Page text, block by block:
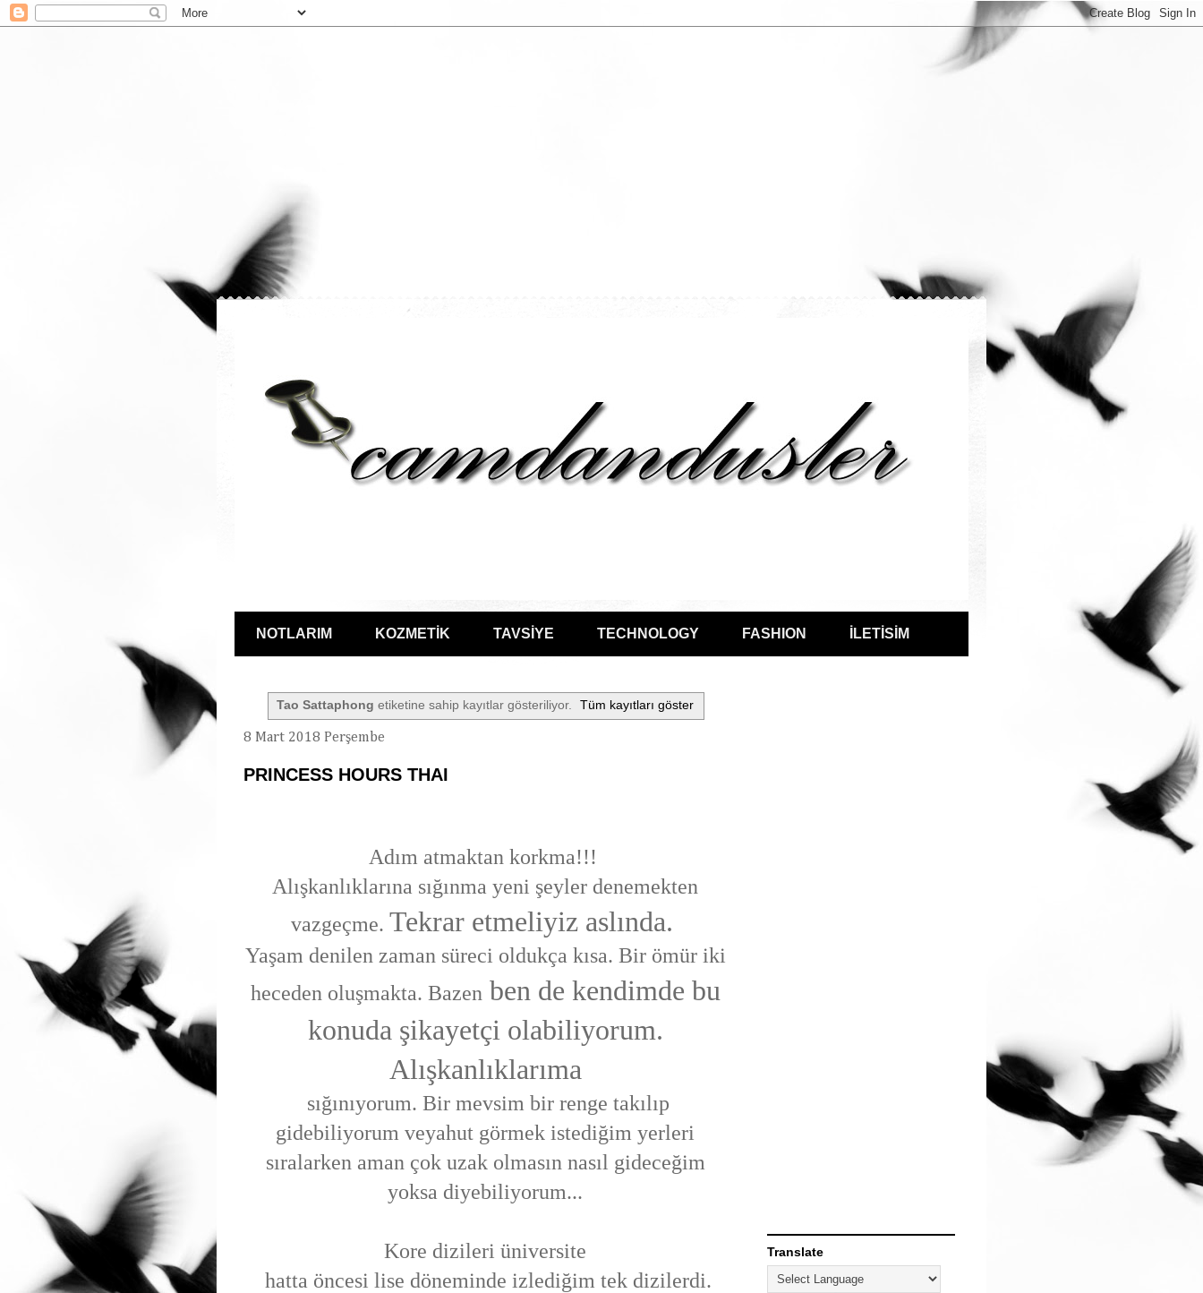
NOTLARIM KOZMETİK TAVSİYE TECHNOLOGY FASHION İLETİSİM
Tao Sattaphong etiketine sahip kayıtlar gösteriliyor. Tüm kayıtları göster
8 Mart 2018 Perşembe
PRINCESS HOURS THAI
Adım atmaktan korkma!!!
Alışkanlıklarına sığınma yeni şeyler denemekten
vazgeçme. Tekrar etmeliyiz aslında.
Yaşam denilen zaman süreci oldukça kısa. Bir ömür iki
heceden oluşmakta. Bazen ben de kendimde bu
konuda şikayetçi olabiliyorum.
Alışkanlıklarıma
sığınıyorum. Bir mevsim bir renge takılıp
gidebiliyorum veyahut görmek istediğim yerleri
sıralarken aman çok uzak olmasın nasıl gideceğim
yoksa diyebiliyorum...
Kore dizileri üniversite
hatta öncesi lise döneminde izlediğim tek dizilerdi.
Translate